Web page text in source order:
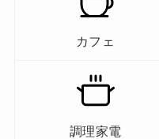
カフェ
調理家電